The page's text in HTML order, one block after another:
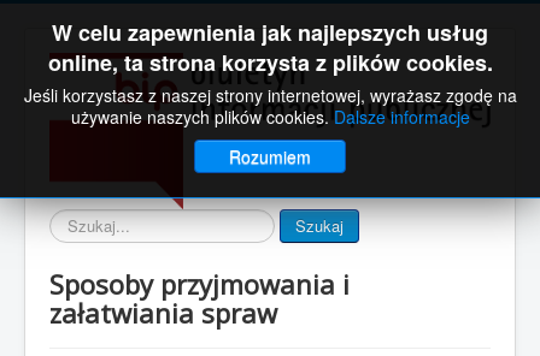
Wyszukaj Szukaj
Sposoby przyjmowania i
załatwiania spraw
W celu zapewnienia jak najlepszych usług
online, ta strona korzysta z plików cookies.
Jeśli korzystasz z naszej strony internetowej, wyrażasz zgodę na
używanie naszych plików cookies.Dalsze informacje
Rozumiem